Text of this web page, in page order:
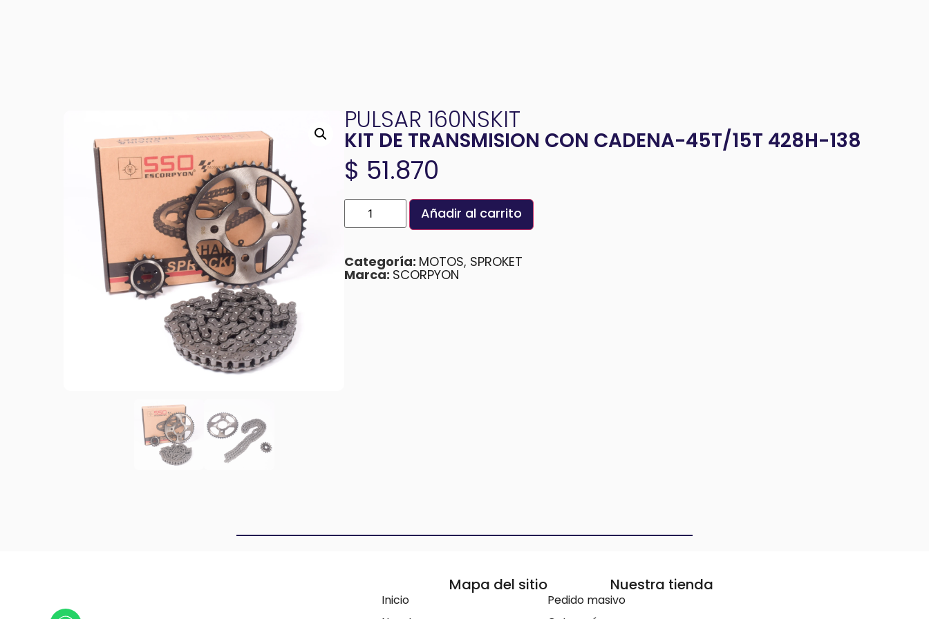
PULSAR 160NSKIT
KIT DE TRANSMISION CON CADENA-45T/15T 428H-138
$ 51.870
Añadir al carrito
Categoría: MOTOS, SPROKET
Marca: SCORPYON
Mapa del sitio
Inicio
Nuestra tienda
Pedido masivo